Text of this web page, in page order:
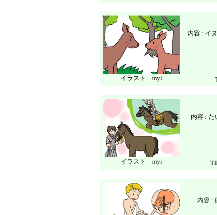
イラスト myi
内容 : イ
イラスト myi
内容 : た
内容 :